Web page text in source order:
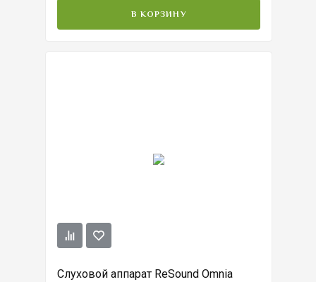
В КОРЗИНУ
Слуховой аппарат ReSound Omnia